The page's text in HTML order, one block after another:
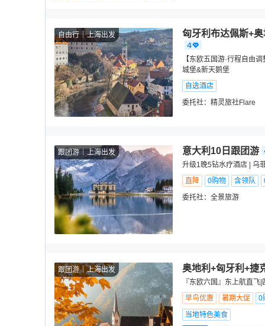
自由行 上海出发 匈牙利布达佩斯+
【东欧五国游·行程自由
城堡&新天鹅堡
自选酒店
委托社： 精灵旅社Flare
跟团游 上海出发 意大利10日跟团游
升级1晚5钻水疗酒店 | 乌
直降
0购物 含领队
委托社： 全景旅游
跟团游 上海出发 奥地利+匈牙利+捷
『东欧六国』东上航直
早鸟优惠
暑期大促
0
当地特色美食